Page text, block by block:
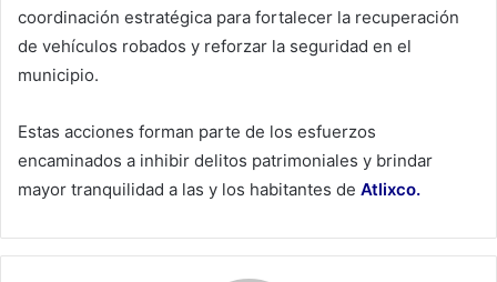
coordinación estratégica para fortalecer la recuperación
de vehículos robados y reforzar la seguridad en el
municipio.
Estas acciones forman parte de los esfuerzos
encaminados a inhibir delitos patrimoniales y brindar
mayor tranquilidad a las y los habitantes de Atlixco.